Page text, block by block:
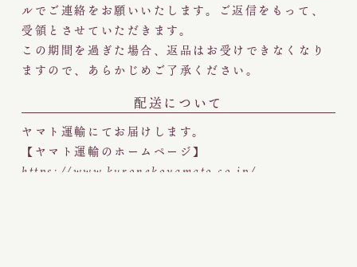
ルでご連絡をお願いいたします。ご返信をもって、
受領とさせていただきます。
この期間を過ぎた場合、返品はお受けできなくなり
ますので、あらかじめご了承ください。
配送について
ヤマト運輸にてお届けします。
【ヤマト運輸のホームページ】
https://www.kuronekoyamato.co.jp/